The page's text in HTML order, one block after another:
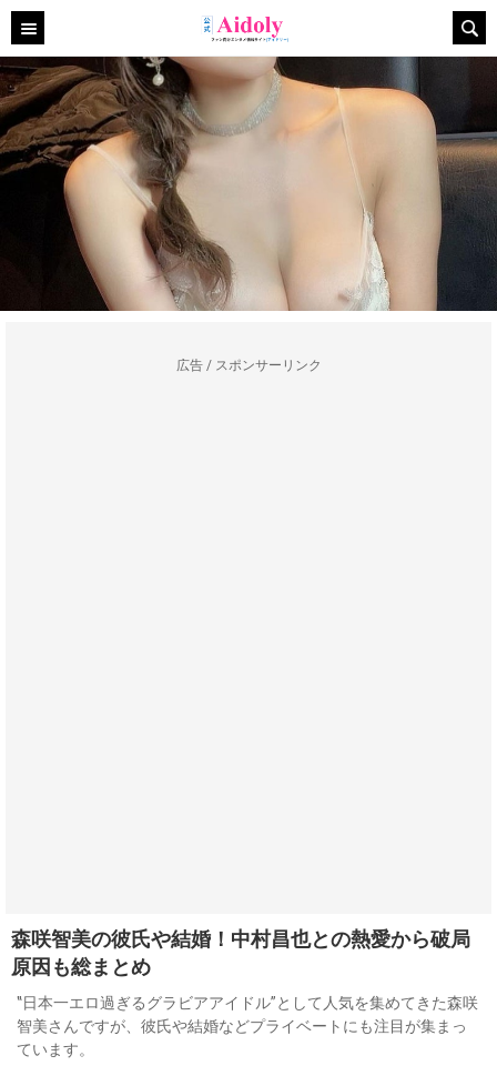
広告 / スポンサーリンク
森咲智美の彼氏や結婚！中村昌也との熱愛から破局
原因も総まとめ
‟日本一エロ過ぎるグラビアアイドル”として人気を集めてきた森咲
智美さんですが、彼氏や結婚などプライベートにも注目が集まっ
ています。